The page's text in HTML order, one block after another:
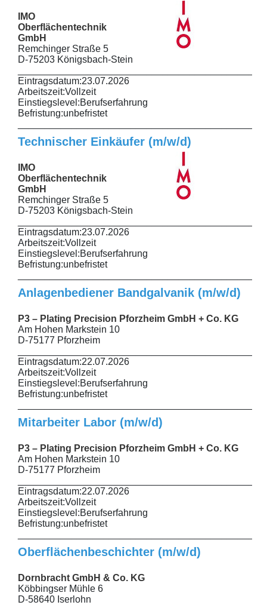
IMO
Oberflächentechnik
GmbH
Remchinger Straße 5
D-75203 Königsbach-Stein
Eintragsdatum:23.07.2026
Arbeitszeit:Vollzeit
Einstiegslevel:Berufserfahrung
Befristung:unbefristet
Technischer Einkäufer (m/w/d)
IMO
Oberflächentechnik
GmbH
Remchinger Straße 5
D-75203 Königsbach-Stein
Eintragsdatum:23.07.2026
Arbeitszeit:Vollzeit
Einstiegslevel:Berufserfahrung
Befristung:unbefristet
Anlagenbediener Bandgalvanik (m/w/d)
P3 – Plating Precision Pforzheim GmbH + Co. KG
Am Hohen Markstein 10
D-75177 Pforzheim
Eintragsdatum:22.07.2026
Arbeitszeit:Vollzeit
Einstiegslevel:Berufserfahrung
Befristung:unbefristet
Mitarbeiter Labor (m/w/d)
P3 – Plating Precision Pforzheim GmbH + Co. KG
Am Hohen Markstein 10
D-75177 Pforzheim
Eintragsdatum:22.07.2026
Arbeitszeit:Vollzeit
Einstiegslevel:Berufserfahrung
Befristung:unbefristet
Oberflächenbeschichter (m/w/d)
Dornbracht GmbH & Co. KG
Köbbingser Mühle 6
D-58640 Iserlohn